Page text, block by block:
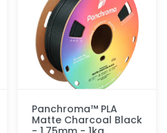
Panchroma™ PLA
Matte Charcoal Black